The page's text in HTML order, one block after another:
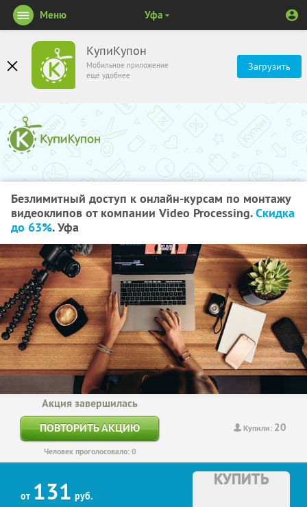
КупиКупон
Мобильное приложение
ещё удобнее
Загрузить
Меню Уфа
Безлимитный доступ к онлайн-курсам по монтажу
видеоклипов от компании Video Processing.Скидка
до 63%. Уфа
Купили: 20
Акция завершилась
ПОВТОРИТЬ АКЦИЮ
Человек проголосовало: 0
от 131 руб.
КУПИТЬ